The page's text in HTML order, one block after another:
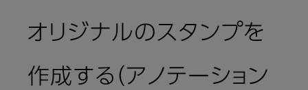
オリジナルのスタンプを
作成する（アノテーション